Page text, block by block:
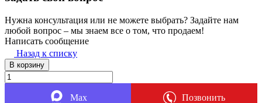
Нужна консультация или не можете выбрать? Задайте нам
любой вопрос – мы знаем все о том, что продаем!
Написать сообщение
Назад к списку
В корзину
Max Позвонить